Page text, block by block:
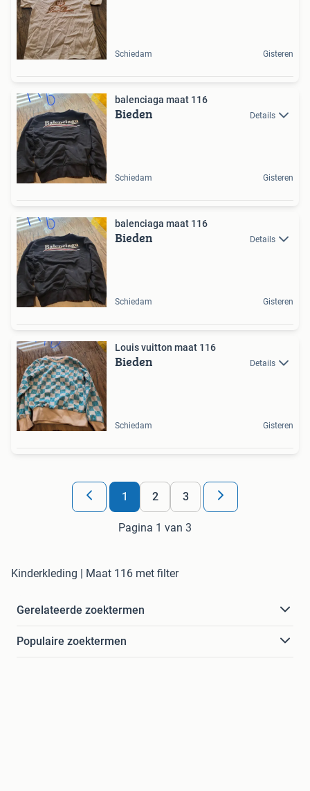
Schiedam Gisteren
balenciaga maat 116
Bieden Details
Schiedam Gisteren
balenciaga maat 116
Bieden Details
Schiedam Gisteren
Louis vuitton maat 116
Bieden Details
Schiedam Gisteren
1 2 3
Pagina 1 van 3
Kinderkleding | Maat 116 met filter
Gerelateerde zoektermen
Populaire zoektermen